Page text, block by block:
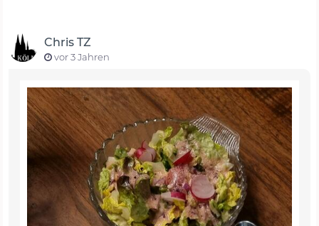
Chris TZ
vor 3 Jahren